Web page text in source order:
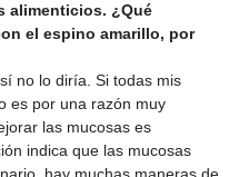
alimenticios. ¿Qué
el espino amarillo, por
no lo diría. Si todas mis
es por una razón muy
las mucosas es
indica que las mucosas